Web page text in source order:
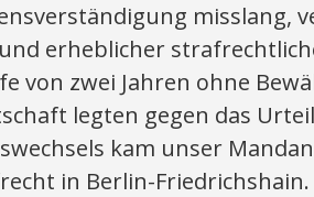
misslang,
erheblicher
von zwei Jahren ohne
legten gegen das
kam unser
in Berlin-Friedrichshain.